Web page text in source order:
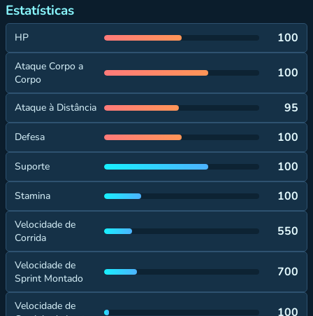
Estatísticas
HP 100
Ataque Corpo a
Corpo
100
Ataque à Distância 95
Defesa 100
Suporte 100
Stamina 100
Velocidade de
Corrida
550
Velocidade de
Sprint Montado
700
Velocidade de
100